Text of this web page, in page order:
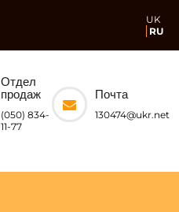
UK
RU
Отдел
продаж
(050) 834-
11-77
Почта
130474@ukr.net